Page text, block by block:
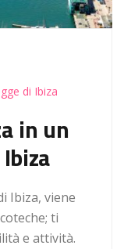
di Ibiza
in un
Ibiza, viene
ti
e attività.